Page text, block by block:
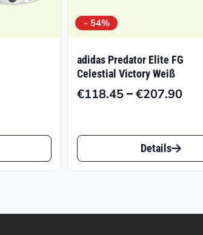
- 54%
adidas Predator Elite FG
Celestial Victory Weiß
€118.45–€207.90
bis
Dieses
Produkt
Details